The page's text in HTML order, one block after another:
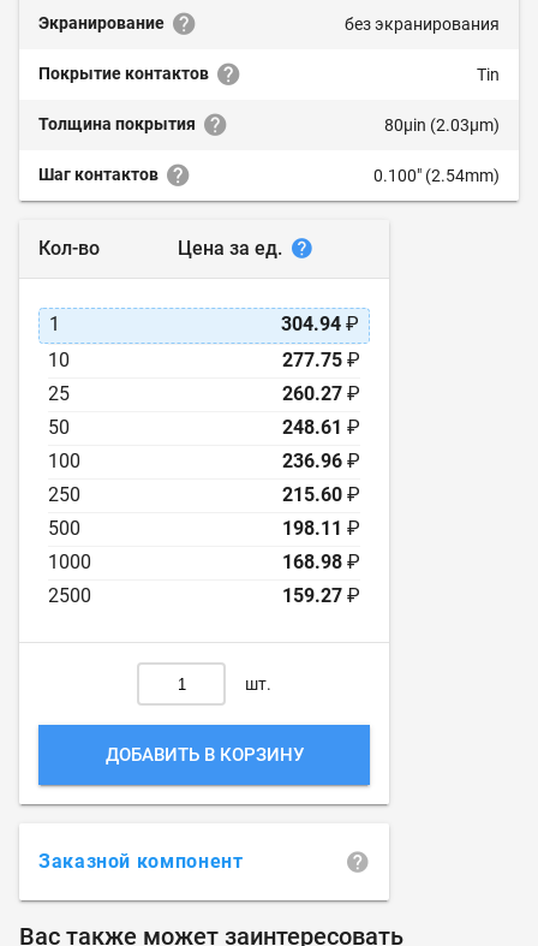
Экранирование без экранирования
Покрытие контактов Tin
Толщина покрытия 80µin (2.03µm)
Шаг контактов 0.100" (2.54mm)
Кол-во Цена за ед.
1 304.94 ₽
10
277.75 ₽
25
260.27 ₽
50
248.61 ₽
100
236.96 ₽
250
215.60 ₽
500
198.11 ₽
1000
168.98 ₽
2500
159.27 ₽
шт.
ДОБАВИТЬ В КОРЗИНУ
Заказной компонент
Вас также может заинтересовать